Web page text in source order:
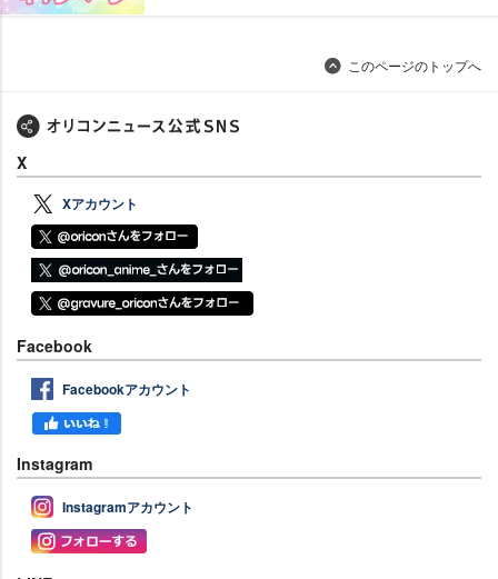
このページのトップへ
X
Xアカウント
Facebook
Facebookアカウント
Instagram
Instagramアカウント